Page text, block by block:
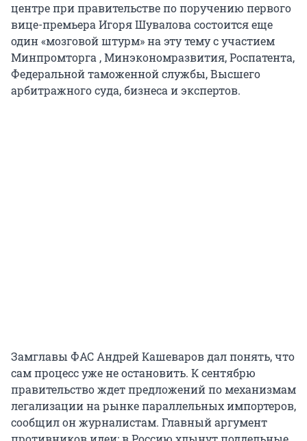
центре при правительстве по поручению первого
вице-премьера Игоря Шувалова состоится еще
один «мозговой штурм» на эту тему с участием
Минпромторга , Минэкономразвития, Роспатента,
Федеральной таможенной службы, Высшего
арбитражного суда, бизнеса и экспертов.
Замглавы ФАС Андрей Кашеваров дал понять, что
сам процесс уже не остановить. К сентябрю
правительство ждет предложений по механизмам
легализации на рынке параллельных импортеров,
сообщил он журналистам. Главный аргумент